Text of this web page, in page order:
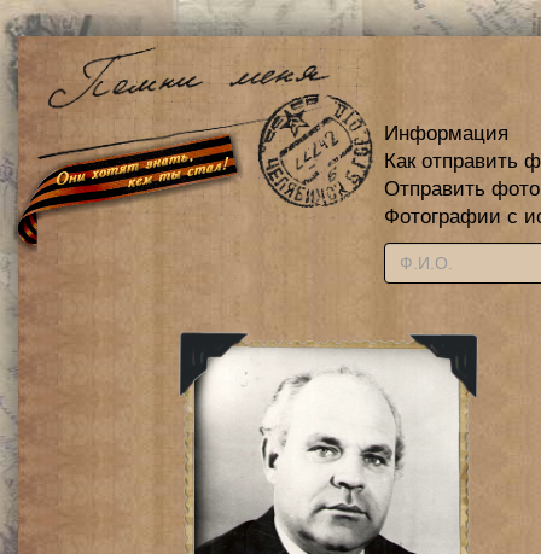
Информация
Как отправить
Отправить
Фотографии с